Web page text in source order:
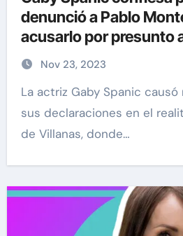
denunció a Pablo
acusarlo por presunto
Nov 23, 2023
La actriz Gaby Spanic causó revuelo luego de
sus declaraciones en el
de Villanas, donde…